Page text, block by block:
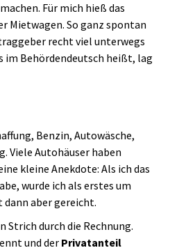
Für mich hieß das
Mietwagen. So ganz spontan
recht viel unterwegs
im Behördendeutsch heißt, lag
Benzin, Autowäsche,
Viele Autohäuser haben
kleine Anekdote: Als ich das
wurde ich als erstes um
dann aber gereicht.
durch die Rechnung.
und der Privatanteil